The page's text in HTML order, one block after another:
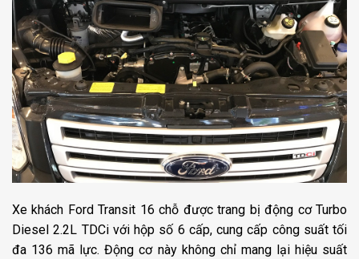
Xe khách Ford Transit 16 chỗ được trang bị động cơ Turbo
Diesel 2.2L TDCi với hộp số 6 cấp, cung cấp công suất tối
đa 136 mã lực. Động cơ này không chỉ mang lại hiệu suất